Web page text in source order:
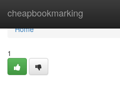
cheapbookmarking
Home
Home
1